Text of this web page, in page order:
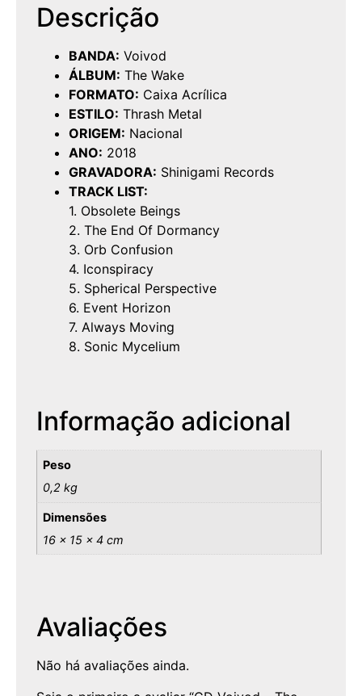
Descrição
BANDA: Voivod
ÁLBUM: The Wake
FORMATO: Caixa Acrílica
ESTILO: Thrash Metal
ORIGEM: Nacional
ANO: 2018
GRAVADORA: Shinigami Records
TRACK LIST:
1. Obsolete Beings
2. The End Of Dormancy
3. Orb Confusion
4. Iconspiracy
5. Spherical Perspective
6. Event Horizon
7. Always Moving
8. Sonic Mycelium
Informação adicional
Peso
0,2 kg
Dimensões
16 × 15 × 4 cm
Avaliações
Não há avaliações ainda.